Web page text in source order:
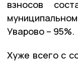
взносов
Уварово – 95%.
Хуже всего с